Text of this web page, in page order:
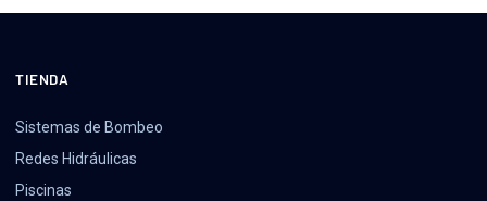
TIENDA
Sistemas de Bombeo
Redes Hidráulicas
Piscinas